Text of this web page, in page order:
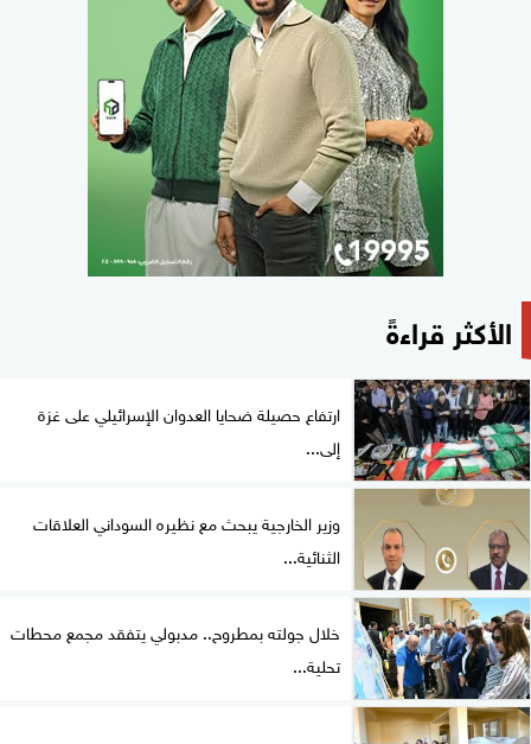
الأكثر قراءةً
ارتفاع حصيلة ضحايا العدوان الإسرائيلي على غزة
إلى...
وزير الخارجية يبحث مع نظيره السوداني العلاقات
الثنائية...
خلال جولته بمطروح.. مدبولي يتفقد مجمع محطات
تحلية...